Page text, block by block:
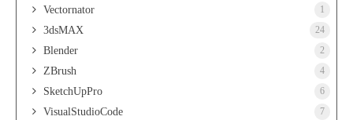
Vectornator 1
3dsMAX 24
Blender 2
ZBrush 4
SketchUpPro 6
VisualStudioCode 7